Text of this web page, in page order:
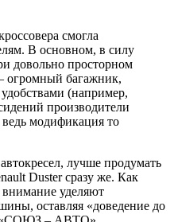
смогла
В основном, в силу
довольно просторном
огромный багажник,
(например,
производители
модификация то
лучше продумать
Duster сразу же. Как
внимание уделяют
оставляя «доведение до